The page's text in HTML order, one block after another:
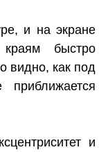
и на экране
быстро
видно, как под
и